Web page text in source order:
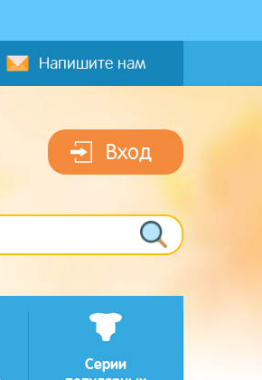
Напишите нам
Вход
Серии